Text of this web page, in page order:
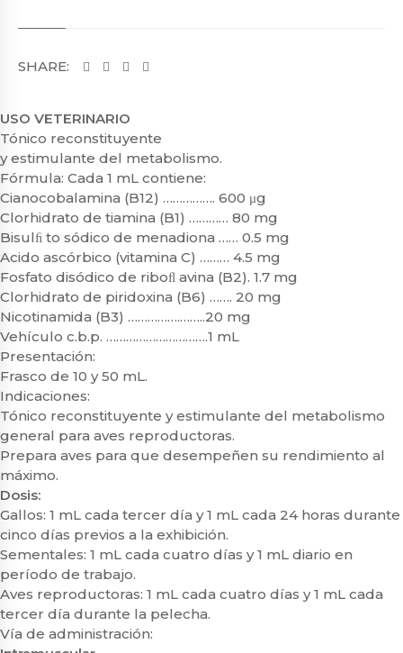
SHARE:
USO VETERINARIO
Tónico reconstituyente
y estimulante del metabolismo.
Fórmula: Cada 1 mL contiene:
Cianocobalamina (B12) ……………. 600 μg
Clorhidrato de tiamina (B1) ………… 80 mg
Bisulﬁ to sódico de menadiona …… 0.5 mg
Acido ascórbico (vitamina C) ……… 4.5 mg
Fosfato disódico de riboﬂ avina (B2). 1.7 mg
Clorhidrato de piridoxina (B6) ……. 20 mg
Nicotinamida (B3) …………….……..20 mg
Vehículo c.b.p. ………………………….1 mL
Presentación:
Frasco de 10 y 50 mL.
Indicaciones:
Tónico reconstituyente y estimulante del metabolismo
general para aves reproductoras.
Prepara aves para que desempeñen su rendimiento al
máximo.
Dosis:
Gallos: 1 mL cada tercer día y 1 mL cada 24 horas durante
cinco días previos a la exhibición.
Sementales: 1 mL cada cuatro días y 1 mL diario en
período de trabajo.
Aves reproductoras: 1 mL cada cuatro días y 1 mL cada
tercer día durante la pelecha.
Vía de administración: